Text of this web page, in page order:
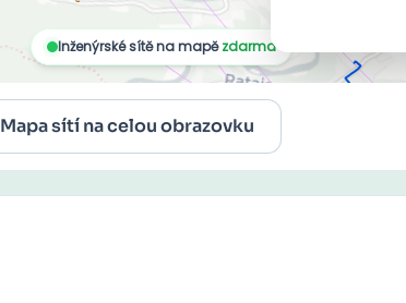
Mapa sítí na celou obrazovku